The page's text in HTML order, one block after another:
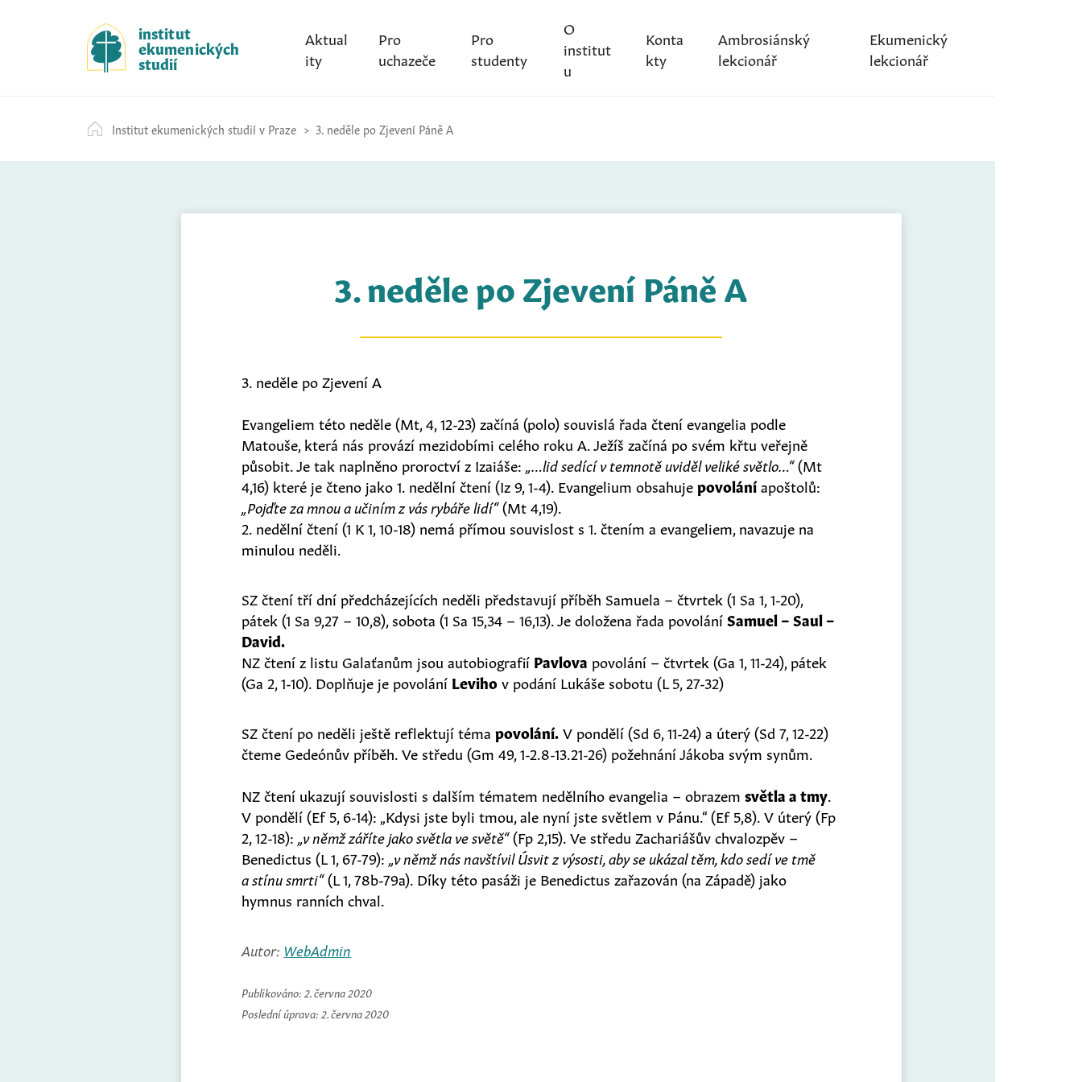
k
i
p
t
c
o
institut
ekumenických
studií
Aktual
ity
Pro
uchazeče
Pro
studenty
O
institut
u
Konta
kty
Ambrosiánský
lekcionář
Ekumenický
lekcionář
Institut ekumenických studií v Praze 3. neděle po Zjevení Páně A
3. neděle po Zjevení Páně A
3. neděle po Zjevení A
Evangeliem této neděle (Mt, 4, 12-23) začíná (polo) souvislá řada čtení evangelia podle
Matouše, která nás provází mezidobími celého roku A. Ježíš začíná po svém křtu veřejně
působit. Je tak naplněno proroctví z Izaiáše:
„…lid sedící v temnotě uviděl veliké světlo…“(Mt
4,16) které je čteno jako 1. nedělní čtení (Iz 9, 1-4). Evangelium obsahujepovoláníapoštolů:
„Pojďte za mnou a učiním z vás rybáře lidí“(Mt 4,19).
2. nedělní čtení (1 K 1, 10-18) nemá přímou souvislost s 1. čtením a evangeliem, navazuje na
minulou neděli.
SZ čtení tří dní předcházejících neděli představují příběh Samuela – čtvrtek (1 Sa 1, 1-20),
pátek (1 Sa 9,27 – 10,8), sobota (1 Sa 15,34 – 16,13). Je doložena řada povolání Samuel – Saul –
David.
NZ čtení z listu Galaťanům jsou autobiografií Pavlova povolání – čtvrtek (Ga 1, 11-24), pátek
(Ga 2, 1-10). Doplňuje je povolání Levihov podání Lukáše sobotu (L 5, 27-32)
SZ čtení po neděli ještě reflektují témapovolání.V pondělí (Sd 6, 11-24) a úterý (Sd 7, 12-22)
čteme Gedeónův příběh. Ve středu (Gm 49, 1-2.8-13.21-26) požehnání Jákoba svým synům.
NZ čtení ukazují souvislosti s dalším tématem nedělního evangelia – obrazemsvětla a tmy.
V pondělí (Ef 5, 6-14): „Kdysi jste byli tmou, ale nyní jste světlem v Pánu.“ (Ef 5,8). V úterý (Fp
2, 12-18): „v němž záříte jako světla ve světě“(Fp 2,15). Ve středu Zachariášův chvalozpěv –
Benedictus (L 1, 67-79): „v němž nás navštívil Úsvit z výsosti, aby se ukázal těm, kdo sedí ve tmě
a stínu smrti“(L 1, 78b-79a). Díky této pasáži je Benedictus zařazován (na Západě) jako
hymnus ranních chval.
Autor: WebAdmin
Publikováno: 2. června 2020
Poslední úprava: 2. června 2020